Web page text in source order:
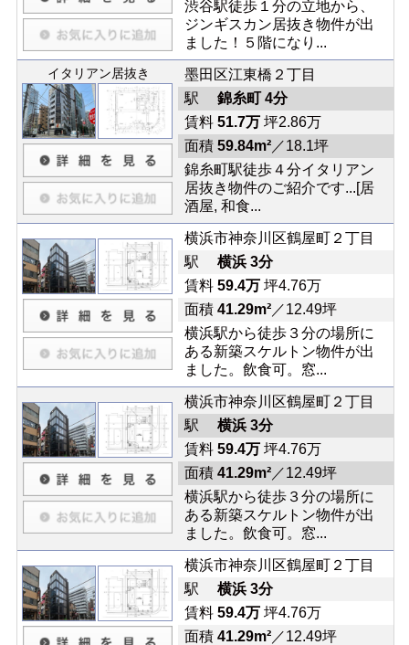
渋谷駅徒歩１分の立地から、
ジンギスカン居抜き物件が出
ました！５階になり...
イタリアン居抜き
墨田区江東橋２丁目
駅 錦糸町 4分
賃料 51.7万坪2.86万
面積 59.84m²／18.1坪
錦糸町駅徒歩４分イタリアン
居抜き物件のご紹介です...[居
酒屋, 和食...
横浜市神奈川区鶴屋町２丁目
駅 横浜 3分
賃料 59.4万坪4.76万
面積 41.29m²／12.49坪
横浜駅から徒歩３分の場所に
ある新築スケルトン物件が出
ました。飲食可。窓...
横浜市神奈川区鶴屋町２丁目
駅 横浜 3分
賃料 59.4万坪4.76万
面積 41.29m²／12.49坪
横浜駅から徒歩３分の場所に
ある新築スケルトン物件が出
ました。飲食可。窓...
横浜市神奈川区鶴屋町２丁目
駅 横浜 3分
賃料 59.4万坪4.76万
面積 41.29m²／12.49坪